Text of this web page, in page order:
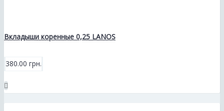
Вкладыши коренные 0,25 LANOS
380.00 грн.